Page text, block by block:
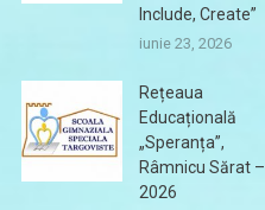
Include, Create”
iunie 23, 2026
Rețeaua
Educațională
„Speranța”,
Râmnicu Sărat –
2026